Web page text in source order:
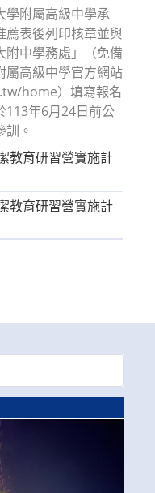
學附屬高級中學承
薦表後列印核章並與
附中學務處」（免備
屬高級中學官方網站
home）填寫報名
113年6月24日前公
。
教育研習營實施計
教育研習營實施計